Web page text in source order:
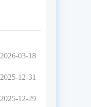
2026-03-18
2025-12-31
2025-12-29